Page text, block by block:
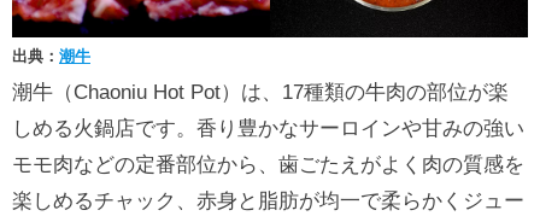
出典： 潮牛
潮牛（Chaoniu Hot Pot）は、17種類の牛肉の部位が楽
しめる火鍋店です。香り豊かなサーロインや甘みの強い
モモ肉などの定番部位から、歯ごたえがよく肉の質感を
楽しめるチャック、赤身と脂肪が均一で柔らかくジュー